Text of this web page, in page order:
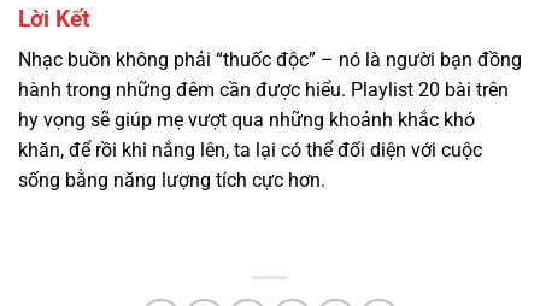
Lời Kết
Nhạc buồn không phải “thuốc độc” – nó là người bạn đồng
hành trong những đêm cần được hiểu. Playlist 20 bài trên
hy vọng sẽ giúp mẹ vượt qua những khoảnh khắc khó
khăn, để rồi khi nắng lên, ta lại có thể đối diện với cuộc
sống bằng năng lượng tích cực hơn.